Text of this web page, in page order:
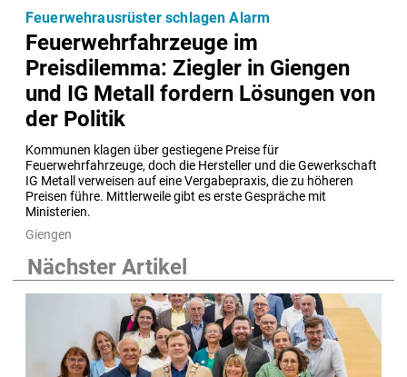
Feuerwehrfahrzeuge im
Preisdilemma: Ziegler in Giengen
und IG Metall fordern Lösungen von
der Politik
Kommunen klagen über gestiegene Preise für
Feuerwehrfahrzeuge, doch die Hersteller und die Gewerkschaft
IG Metall verweisen auf eine Vergabepraxis, die zu höheren
Preisen führe. Mittlerweile gibt es erste Gespräche mit
Ministerien.
Feuerwehrausrüster schlagen Alarm
Giengen
Nächster Artikel